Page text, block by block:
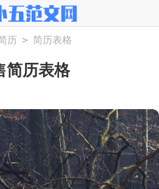
历 > 简历表格
简历表格